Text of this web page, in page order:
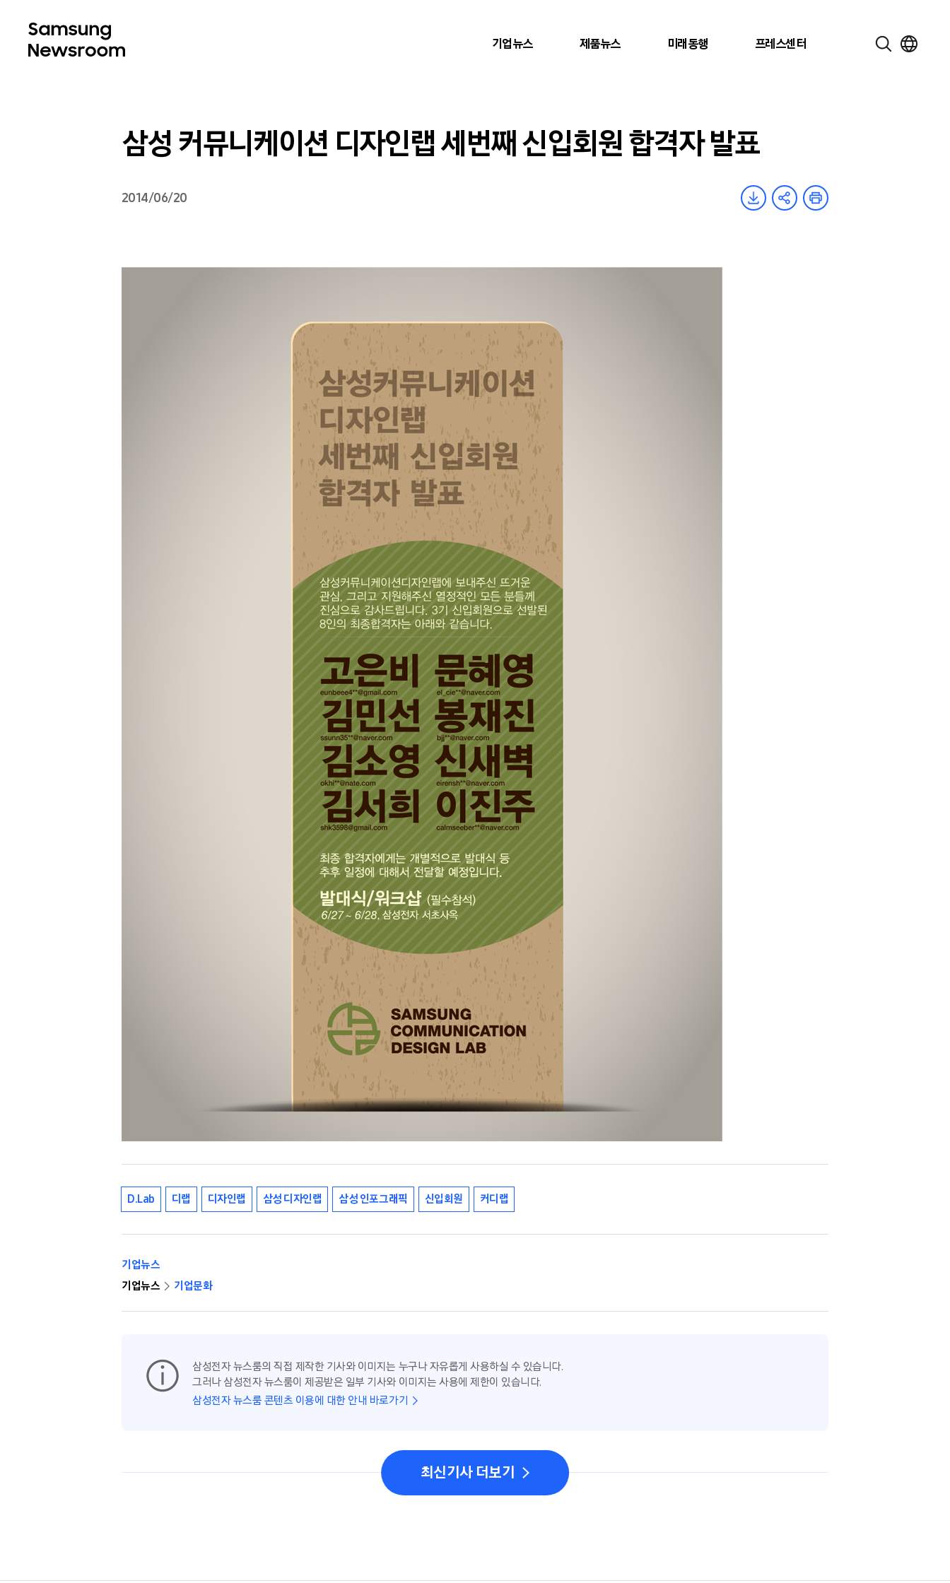
기업뉴스 제품뉴스 미래동행 프레스센터
삼성 커뮤니케이션 디자인랩 세번째 신입회원 합격자 발표
2014/06/20
D.Lab 디랩 디자인랩 삼성 디자인랩 삼성 인포그래픽 신입회원 커디랩
기업뉴스
기업뉴스
기업문화
삼성전자 뉴스룸의 직접 제작한 기사와 이미지는 누구나 자유롭게 사용하실 수 있습니다.
그러나 삼성전자 뉴스룸이 제공받은 일부 기사와 이미지는 사용에 제한이 있습니다.
삼성전자 뉴스룸 콘텐츠 이용에 대한 안내 바로가기
최신기사 더보기